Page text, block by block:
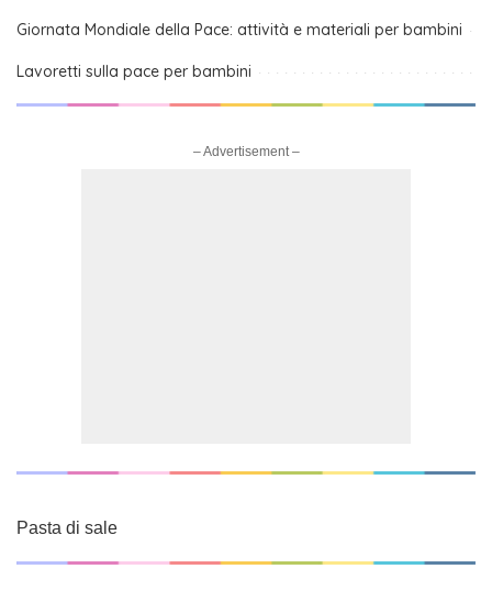
Giornata Mondiale della Pace: attività e materiali per bambini
Lavoretti sulla pace per bambini
– Advertisement –
Pasta di sale